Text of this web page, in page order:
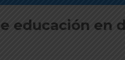
educación en